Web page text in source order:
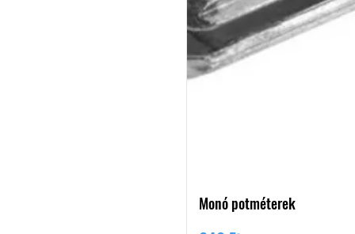
Monó potméterek